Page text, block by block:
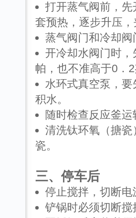
打开蒸气阀前，
套预热，逐步升压
蒸气阀门和冷却
开冷却水阀门时
帕，也不准高于0．
水环式真空泵，
积水。
随时检查反应釜
清洗钛环氧（搪
瓷。
三、停车后
停止搅拌，切断
铲锅时必须切断